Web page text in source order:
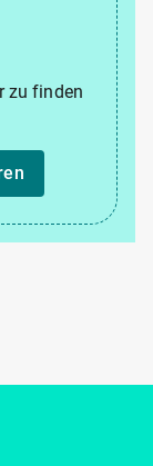
zu finden